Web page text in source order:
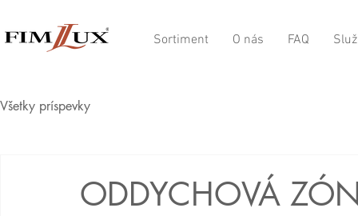
Sortiment O nás FAQ
Všetky príspevky
ODDYCHOVÁ